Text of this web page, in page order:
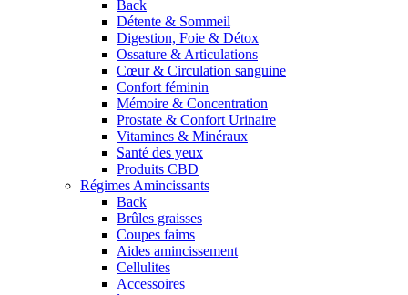
Back
Détente & Sommeil
Digestion, Foie & Détox
Ossature & Articulations
Cœur & Circulation sanguine
Confort féminin
Mémoire & Concentration
Prostate & Confort Urinaire
Vitamines & Minéraux
Santé des yeux
Produits CBD
Régimes Amincissants
Back
Brûles graisses
Coupes faims
Aides amincissement
Cellulites
Accessoires